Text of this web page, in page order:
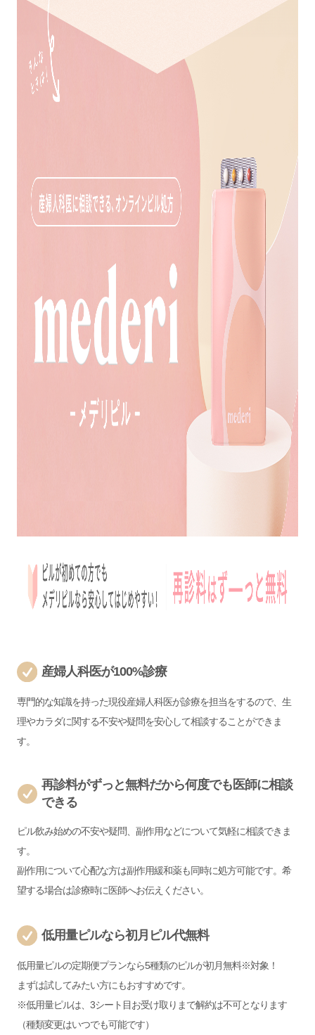
産婦人科医が100%診療
専門的な知識を持った現役産婦人科医が診療を担当をするので、生
理やカラダに関する不安や疑問を安心して相談することができま
す。
再診料がずっと無料だから何度でも医師に相談
できる
ピル飲み始めの不安や疑問、副作用などについて気軽に相談できま
す。
副作用について心配な方は副作用緩和薬も同時に処方可能です。希
望する場合は診療時に医師へお伝えください。
低用量ピルなら初月ピル代無料
低用量ピルの定期便プランなら5種類のピルが初月無料※対象！
まずは試してみたい方にもおすすめです。
※低用量ピルは、3シート目お受け取りまで解約は不可となります
（種類変更はいつでも可能です）